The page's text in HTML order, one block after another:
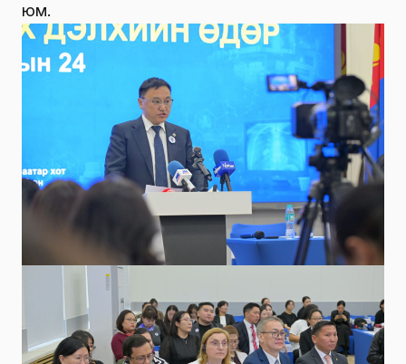
юм.